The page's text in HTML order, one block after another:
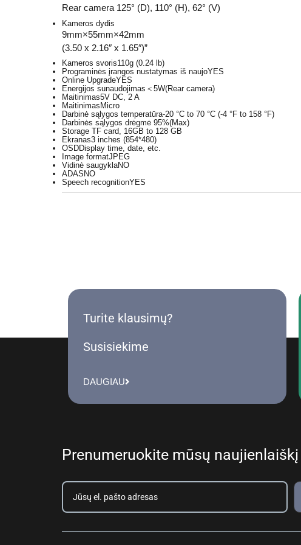
Rear camera 125° (D), 110° (H), 62° (V)
Kameros dydis
9mm×55mm×42mm
(3.50 x 2.16″ x 1.65″)”
Kameros svoris110g (0.24 lb)
Programinės įrangos nustatymas iš naujoYES
Online UpgradeYES
Energijos sunaudojimas ＜5W(Rear camera)
Maitinimas5V DC, 2 A
Maitinimas Micro
Darbinė sąlygos temperatūra-20 °C to 70 °C (-4 °F to 158 °F)
Darbinės sąlygos drėgmė 95%(Max)
Storage TF card, 16GB to 128 GB
Ekranas3 inches (854*480)
OSDDisplay time, date, etc.
Image formatJPEG
Vidinė saugyklaNO
ADAS NO
Speech recognitionYES
Turite klausimų?
Susisiekime
DAUGIAU
Prenumeruokite mūsų naujienlaiškį